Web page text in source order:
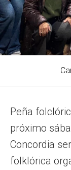
Peña
próximo
Concordia
folklórica